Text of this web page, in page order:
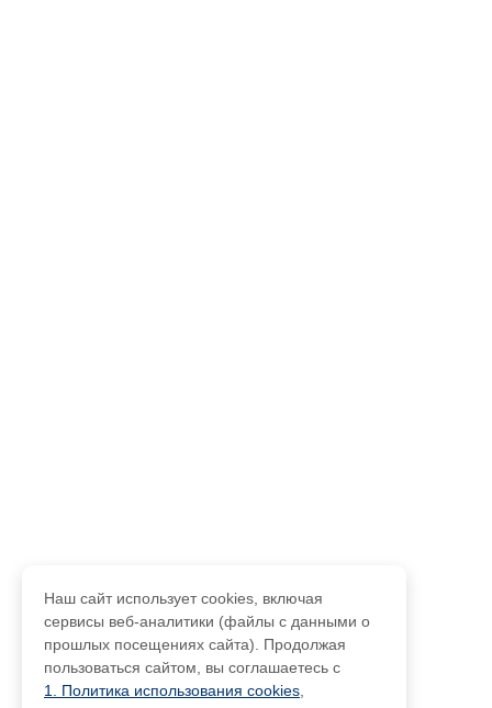
Наш сайт использует cookies, включая
сервисы веб-аналитики (файлы с данными о
прошлых посещениях сайта). Продолжая
пользоваться сайтом, вы соглашаетесь с
1. Политика использования cookies